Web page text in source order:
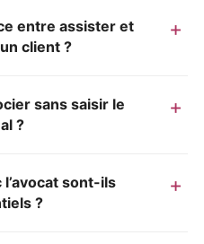
entre assister et
client ?
sans saisir le
?
sont-ils
?